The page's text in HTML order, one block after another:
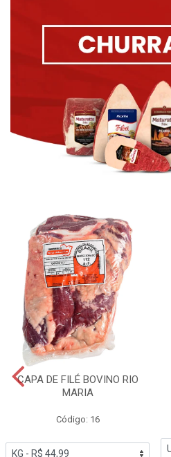
CAPA DE FILÉ BOVINO RIO
MARIA
Código: 16